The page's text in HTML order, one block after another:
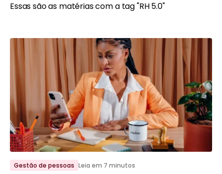
Essas são as matérias com a tag "RH 5.0"
Gestão de pessoas Leia em 7 minutos